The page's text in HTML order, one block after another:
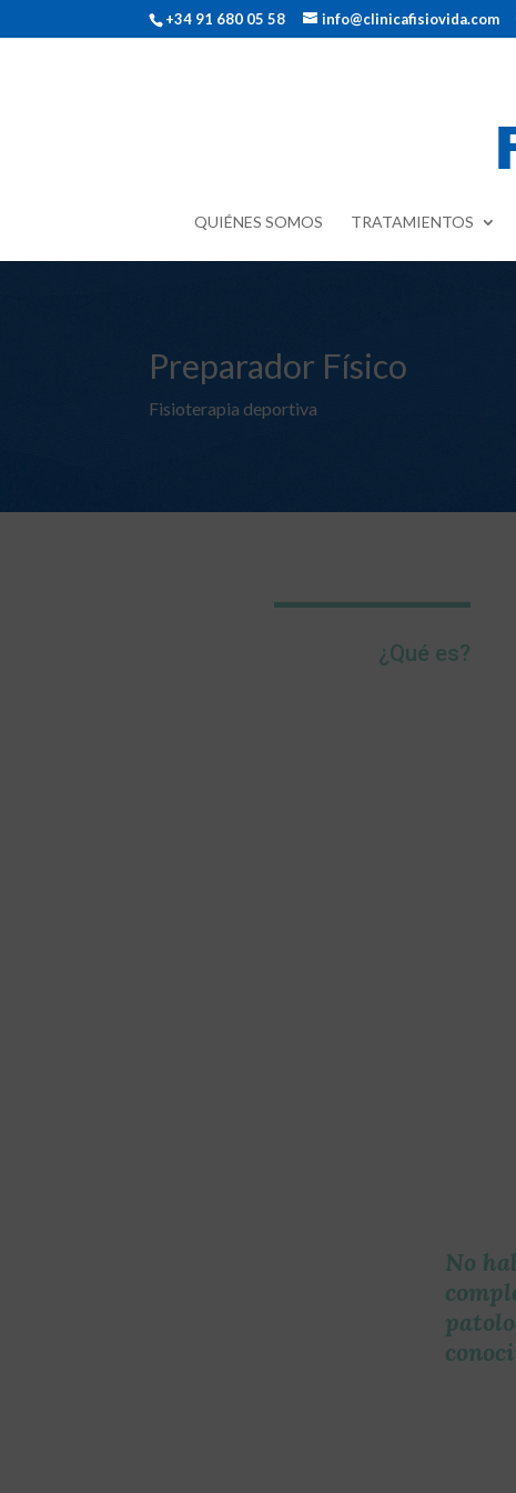
+34 91 680 05 58 info@clinicafisiovida.com
QUIÉNES SOMOS TRATAMIENTOS
Preparador Físico
Fisioterapia deportiva
¿Qué es?
No